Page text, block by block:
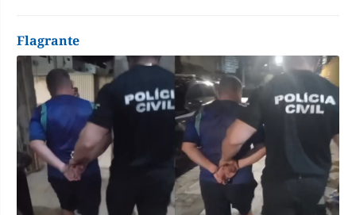
Flagrante